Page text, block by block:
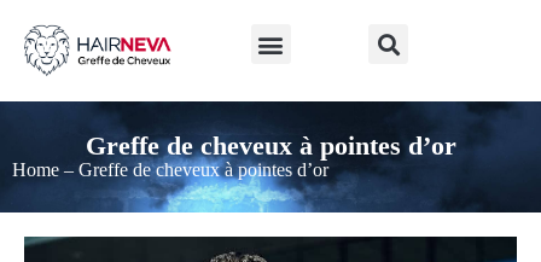
Greffe de cheveux à pointes d’or
Home–Greffe de cheveux à pointes d’or